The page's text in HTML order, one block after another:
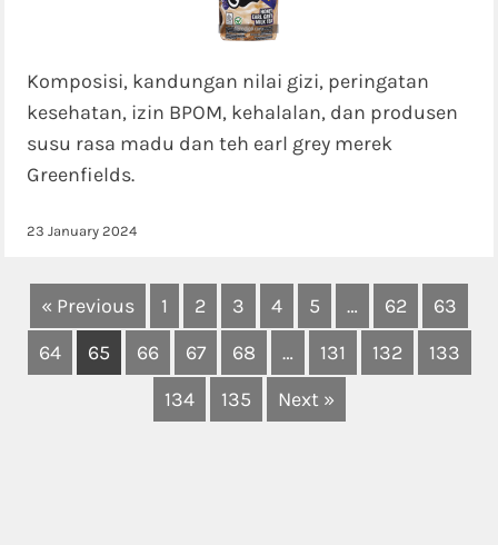
Komposisi, kandungan nilai gizi, peringatan
kesehatan, izin BPOM, kehalalan, dan produsen
susu rasa madu dan teh earl grey merek
Greenfields.
23 January 2024
« Previous 1 2 3 4 5 … 62
63
64
65 66 67 68 … 131 132
133
134
135 Next »